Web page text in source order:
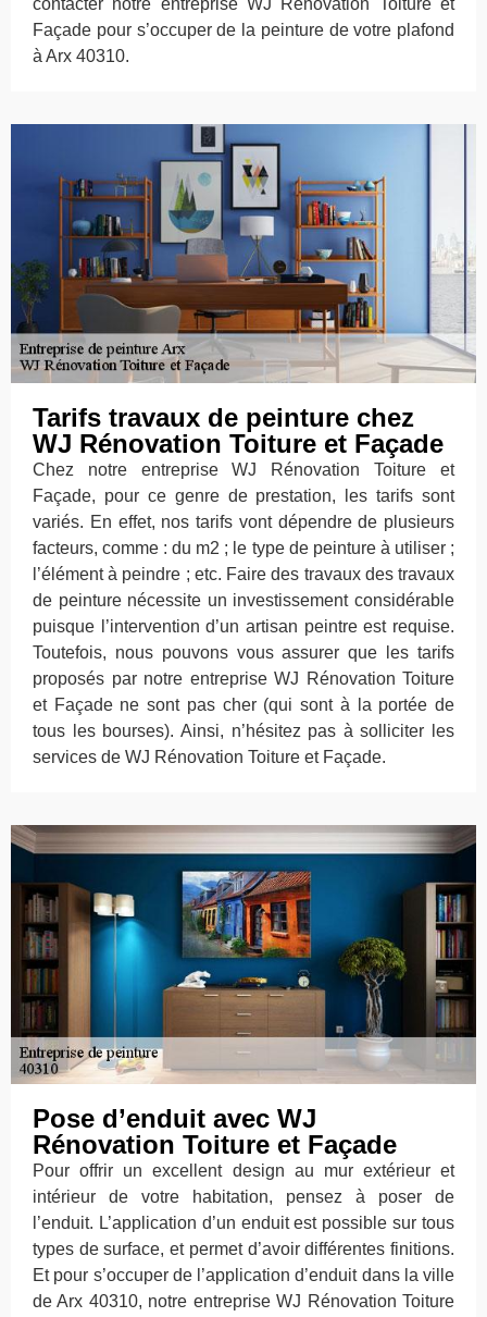
contacter notre entreprise WJ Rénovation Toiture et
Façade pour s’occuper de la peinture de votre plafond
à Arx 40310.
Tarifs travaux de peinture chez
WJ Rénovation Toiture et Façade
Chez notre entreprise WJ Rénovation Toiture et
Façade, pour ce genre de prestation, les tarifs sont
variés. En effet, nos tarifs vont dépendre de plusieurs
facteurs, comme : du m2 ; le type de peinture à utiliser ;
l’élément à peindre ; etc. Faire des travaux des travaux
de peinture nécessite un investissement considérable
puisque l’intervention d’un artisan peintre est requise.
Toutefois, nous pouvons vous assurer que les tarifs
proposés par notre entreprise WJ Rénovation Toiture
et Façade ne sont pas cher (qui sont à la portée de
tous les bourses). Ainsi, n’hésitez pas à solliciter les
services de WJ Rénovation Toiture et Façade.
Pose d’enduit avec WJ
Rénovation Toiture et Façade
Pour offrir un excellent design au mur extérieur et
intérieur de votre habitation, pensez à poser de
l’enduit. L’application d’un enduit est possible sur tous
types de surface, et permet d’avoir différentes finitions.
Et pour s’occuper de l’application d’enduit dans la ville
de Arx 40310, notre entreprise WJ Rénovation Toiture